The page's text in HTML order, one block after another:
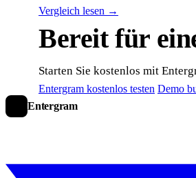
Vergleich lesen →
Bereit für
Starten Sie kostenlos mit
Entergram kostenlos testen Demo
Entergram